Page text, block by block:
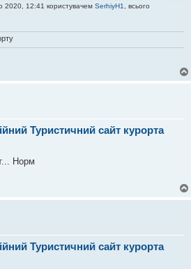
2020, 12:41 користувачем SerhiyH1
, всього
Туристичний сайт курорта
Норм
Туристичний сайт курорта